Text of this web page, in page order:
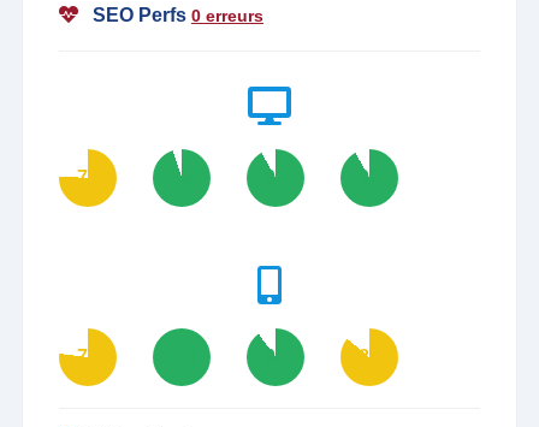
SEO Perfs 0 erreurs
76 95 92 92
77 90 86